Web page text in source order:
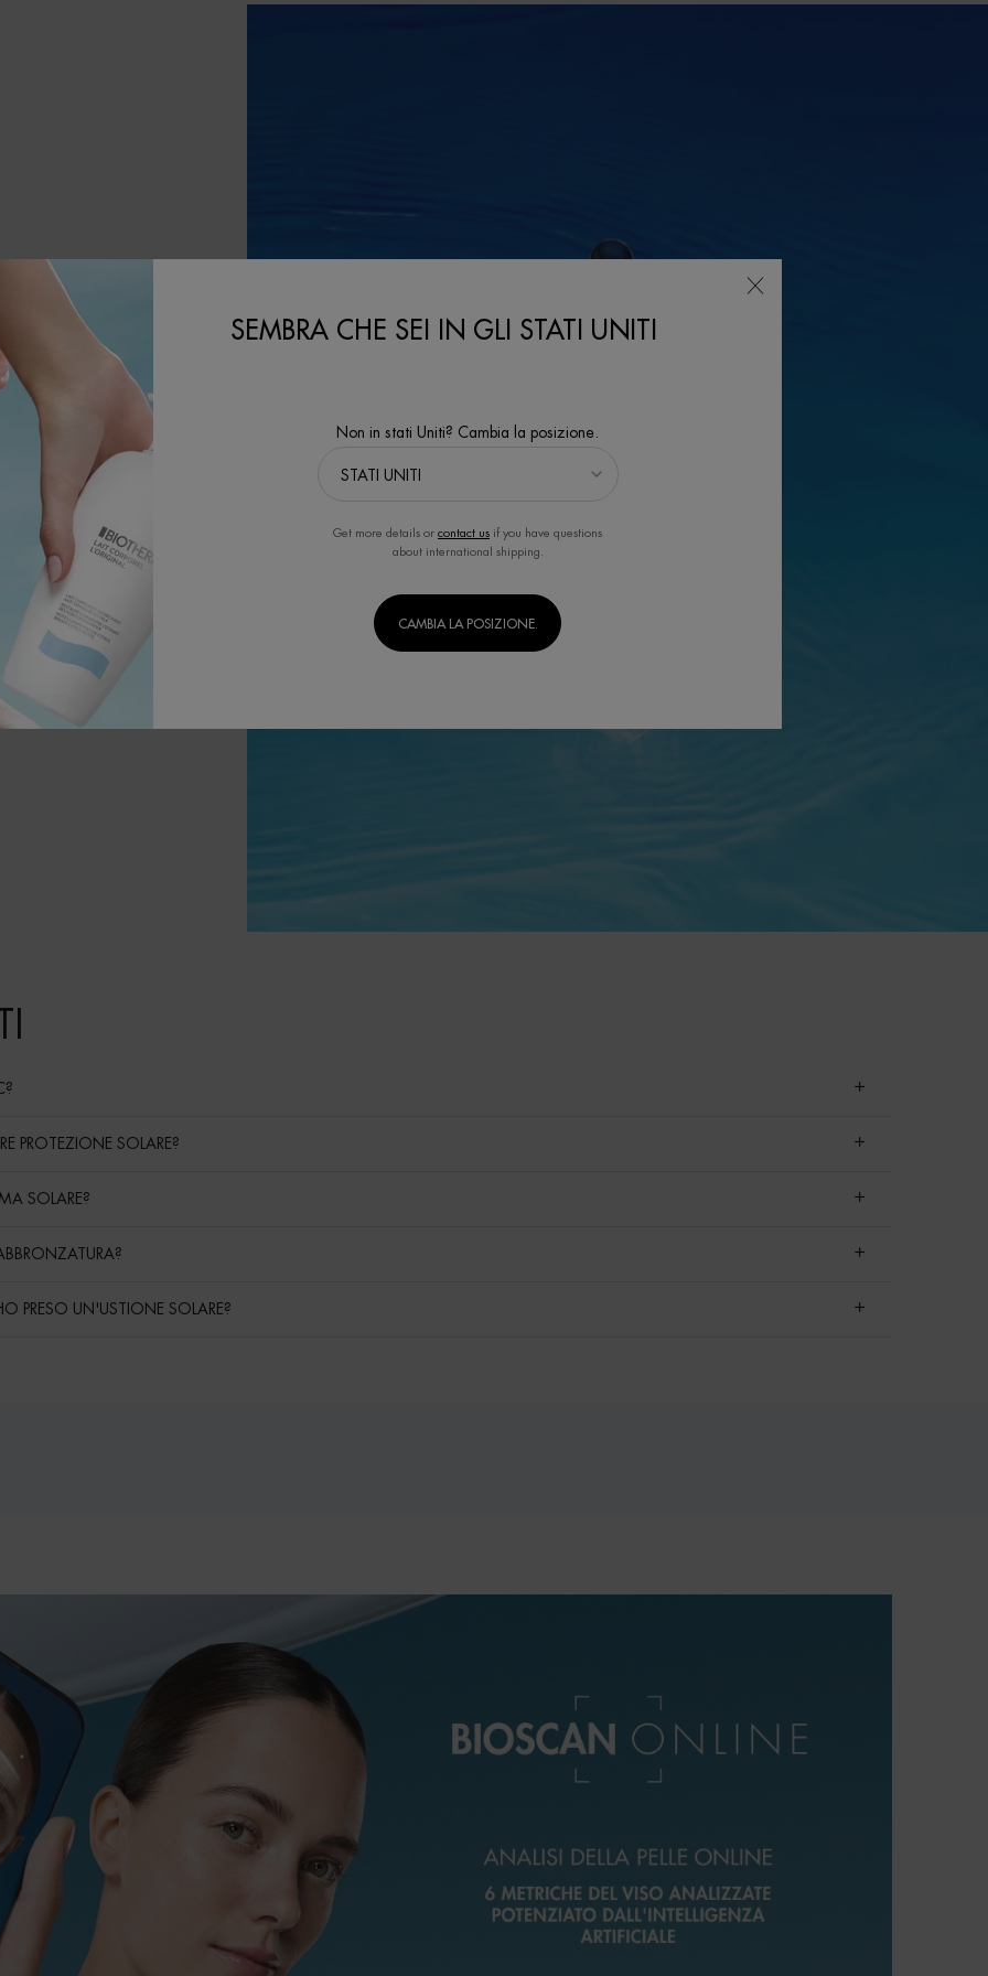
al
del nostro
di
di
PROTEZIONE SOLARE?
SOLARE?
PRESO UN'USTIONE SOLARE?
SEMBRA CHE SEI IN GLI STATI UNITI
Non in stati Uniti? Cambia la posizione.
Get more details or contact us if you have questions
about international shipping.
CAMBIA LA POSIZIONE.